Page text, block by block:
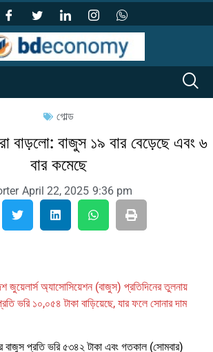
গোল্ড
বাড়লো: বাজুস ১৯ বার বেড়েছে এবং ৬
বার কমেছে
April 22, 2025 9:36 pm
জুয়েলার্স অ্যাসোসিয়েশন (বাজুস) প্রতিদিনের তুলনায়
ভরি ১০,০৫৪ টাকা বাড়িয়েছে, যার ফলে সোনার দাম
বাজুস প্রতি ভরি ৫৩৪২ টাকা এবং গতকাল (সোমবার)